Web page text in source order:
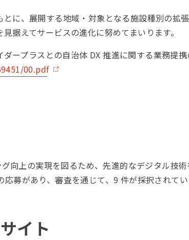
に、展開する地域・対象となる施設種別の拡
据えてサービスの進化に努めてまいります。
ープラスとの自治体 DX 推進に関する業務提携
00.pdf
向上の実現を図るため、先進的なデジタル技
募があり、審査を通じて、9 件が採択されてい
イト